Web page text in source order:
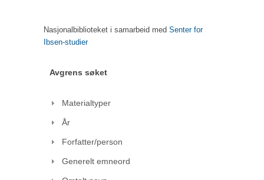
Nasjonalbiblioteket i samarbeid med Senter for
Ibsen-studier
Avgrens søket
Materialtyper
År
Forfatter/person
Generelt emneord